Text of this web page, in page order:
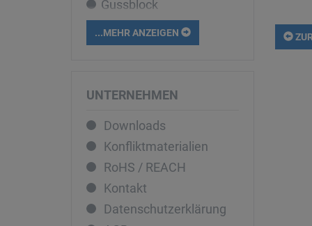
Europium
Gadolinium
Gallium
Gold
Holmium
Indium
Iridium
Kalium
Kupfer
Gussblock
Pellets
Rohr
Stab
Stücke
...MEHR ANZEIGEN
UNTERNEHMEN
Downloads
Konfliktmaterialien
RoHS / REACH
Kontakt
Datenschutzerklärung